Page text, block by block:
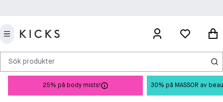
Sök produkter
25% på body mists! 30% på MASSOR av